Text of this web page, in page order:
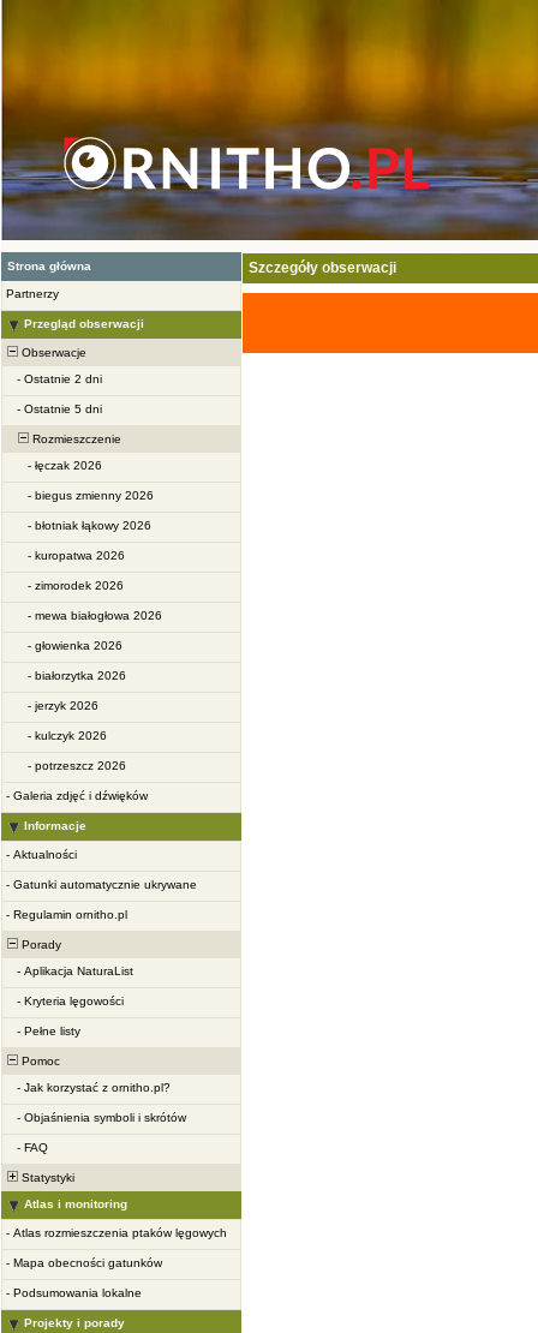
Strona główna
Partnerzy
Przegląd obserwacji
Obserwacje
- Ostatnie 2 dni
- Ostatnie 5 dni
Rozmieszczenie
- łęczak 2026
- biegus zmienny 2026
- błotniak łąkowy 2026
- kuropatwa 2026
- zimorodek 2026
- mewa białogłowa 2026
- głowienka 2026
- białorzytka 2026
- jerzyk 2026
- kulczyk 2026
- potrzeszcz 2026
- Galeria zdjęć i dźwięków
Informacje
- Aktualności
- Gatunki automatycznie ukrywane
- Regulamin ornitho.pl
Porady
- Aplikacja NaturaList
- Kryteria lęgowości
- Pełne listy
Pomoc
- Jak korzystać z ornitho.pl?
- Objaśnienia symboli i skrótów
- FAQ
Statystyki
Atlas i monitoring
- Atlas rozmieszczenia ptaków lęgowych
- Mapa obecności gatunków
- Podsumowania lokalne
Projekty i porady
Szczegóły obserwacji